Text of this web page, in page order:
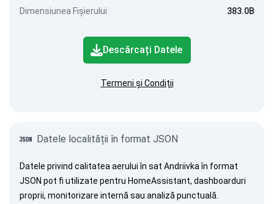
Dimensiunea Fișierului 383.0B
Descărcați Datele
Termeni și Condiții
Datele localității în format JSON
Datele privind calitatea aerului în sat Andriivka în format
JSON pot fi utilizate pentru HomeAssistant, dashboarduri
proprii, monitorizare internă sau analiză punctuală.